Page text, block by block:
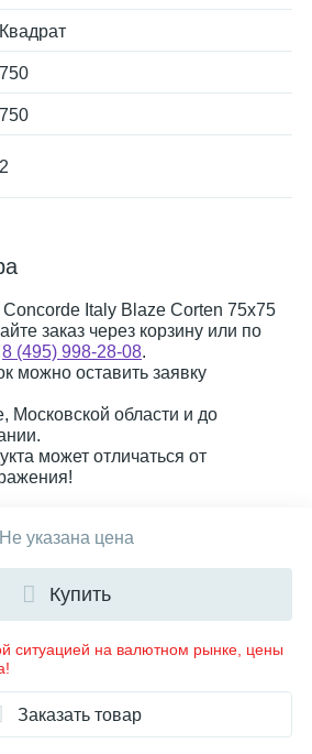
Квадрат
750
750
2
Italy Blaze Corten 75x75
заказ через корзину или по
8 (495) 998-28-08.
можно оставить заявку
Московской области и до
может отличаться от
Не указана цена
Купить
ситуацией на валютном рынке, цены
Заказать товар